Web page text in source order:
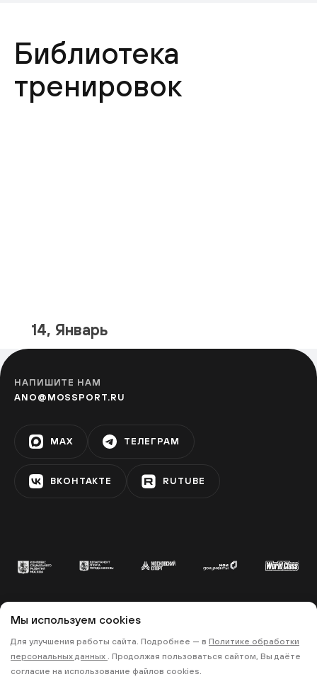
Библиотека
тренировок
14, Январь
НАПИШИТЕ НАМ
ANO@MOSSPORT.RU
MAX ТЕЛЕГРАМ
ВКОНТАКТЕ RUTUBE
© 2022 «МОСКОВСКИЙ СПОРТ»
• ПОЛИТИКА КОНФИДЕНЦИАЛЬНОСТИ •
ПРАВИЛА ЗАПИСИ НА ТРЕНИРОВКИ
Мы используем cookies
Для улучшения работы сайта. Подробнее — в Политике обработки
персональных данных . Продолжая пользоваться сайтом, Вы даёте
согласие на использование файлов cookies.